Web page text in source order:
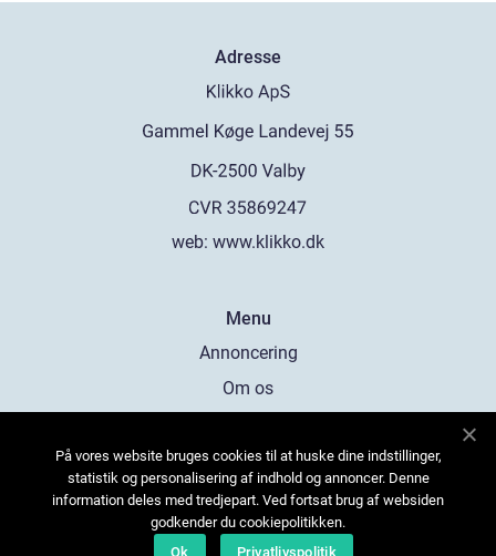
Adresse
web: www.klikko.dk
Menu
Annoncering
Om os
Kontakt os
Sitemap
På vores website bruges cookies til at huske dine indstillinger,
statistik og personalisering af indhold og annoncer. Denne
information deles med tredjepart. Ved fortsat brug af websiden
godkender du cookiepolitikken.
Ok
Privatlivspolitik